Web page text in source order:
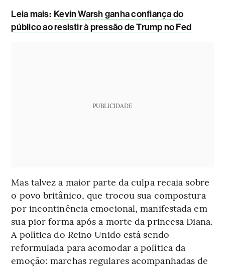
Leia mais: Kevin Warsh ganha confiança do
público ao resistir à pressão de Trump no Fed
PUBLICIDADE
Mas talvez a maior parte da culpa recaia sobre
o povo britânico, que trocou sua compostura
por incontinência emocional, manifestada em
sua pior forma após a morte da princesa Diana.
A política do Reino Unido está sendo
reformulada para acomodar a política da
emoção: marchas regulares acompanhadas de